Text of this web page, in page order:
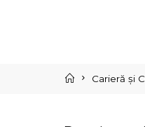
Home
Carieră și